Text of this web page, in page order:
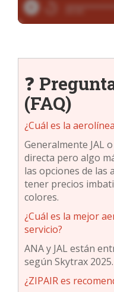
❓
(FAQ)
¿Cuál es la
Generalmente JAL
directa pero algo
las opciones de las
tener precios
colores.
¿Cuál es la mejor
servicio?
ANA y JAL están
según Skytrax 2025.
¿ZIPAIR es